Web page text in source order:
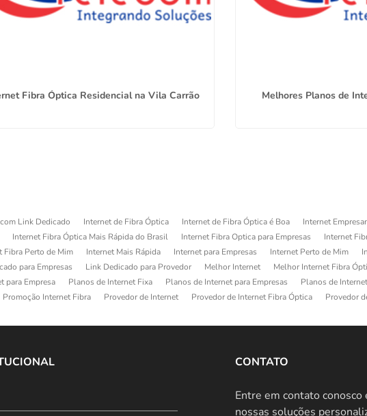
Fibra Óptica Residencial na Vila Carrão Melhores Planos de
Link Dedicado Internet de Fibra Óptica Internet de Fibra Óptica é Boa
Internet
Internet Fibra Óptica Mais Rápida do Brasil Internet Fibra Optica para Empresas
Internet
Fibra Perto de Mim Internet Mais Rápida Internet para Empresas Internet Perto de Mim
para Empresas Link Dedicado para Provedor Melhor Internet
Melhor Internet Fibra
para Empresa Planos de Internet Fixa Planos de Internet para Empresas
Planos de
Promoção Internet Fibra Provedor de Internet Provedor de Internet Fibra Óptica
Provedor
CONTATO
Entre em contato conosco
nossas soluções